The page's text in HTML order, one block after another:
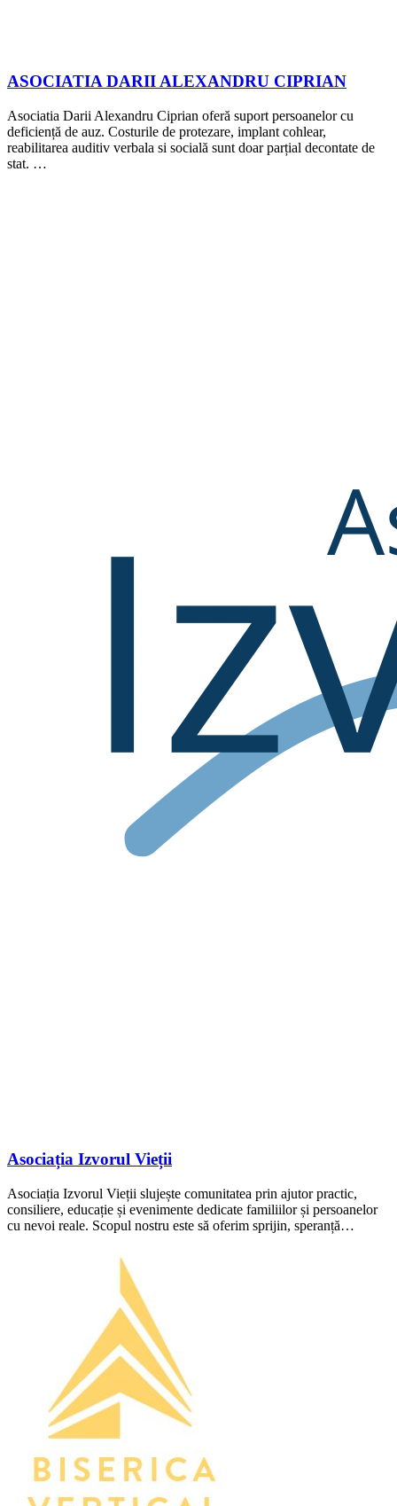
ASOCIATIA DARII ALEXANDRU CIPRIAN
Asociatia Darii Alexandru Ciprian oferă suport persoanelor cu
deficiență de auz. Costurile de protezare, implant cohlear,
reabilitarea auditiv verbala si socială sunt doar parțial decontate de
stat. …
Asociația Izvorul Vieții
Asociația Izvorul Vieții slujește comunitatea prin ajutor practic,
consiliere, educație și evenimente dedicate familiilor și persoanelor
cu nevoi reale. Scopul nostru este să oferim sprijin, speranță…